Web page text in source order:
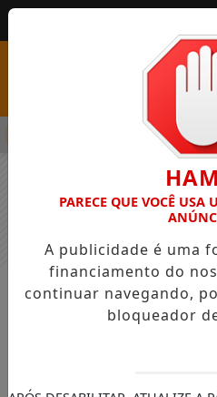
COM VAGAS EM SEIS
NOTÍCIAS GERAL
CNU 2: prazo para
PARECE QUE VOCÊ
A publicidade é uma
financiamento do
continuar navegando,
bloqueador